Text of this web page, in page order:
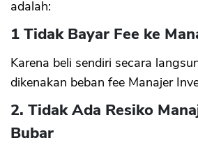
adalah:
1 Tidak Bayar Fee ke
Karena beli sendiri secara
dikenakan beban fee Manajer
2. Tidak Ada Resiko
Bubar